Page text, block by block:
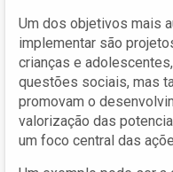
Um dos objetivos mais
implementar são
crianças e
questões sociais, mas
promovam o
valorização das
um foco central das